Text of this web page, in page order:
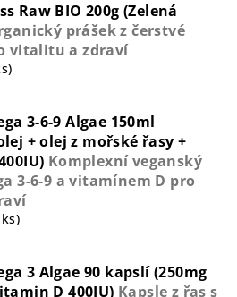
Raw BIO 200g (Zelená
prášek z čerstvé
vitalitu a zdraví
3-6-9 Algae 150ml
+ olej z mořské řasy +
Komplexní veganský
3-6-9 a vitamínem D pro
3 Algae 90 kapslí (250mg
D 400IU) Kapsle z řas s